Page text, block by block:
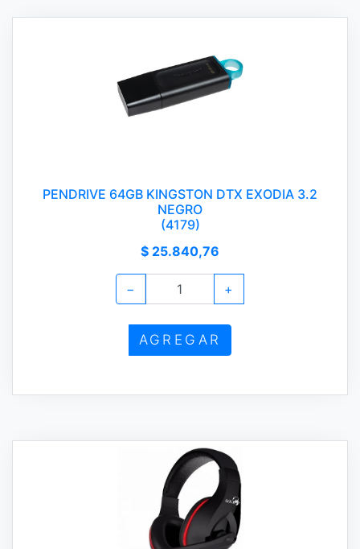
PENDRIVE 64GB KINGSTON DTX EXODIA 3.2
NEGRO
(4179)
$ 25.840,76
− +
AGREGAR